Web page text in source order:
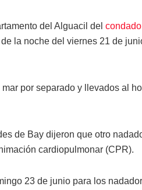
del Alguacil del
la noche del viernes 21 de
por separado y llevados al
de Bay dijeron que otro
cardiopulmonar (CPR).
23 de junio para los